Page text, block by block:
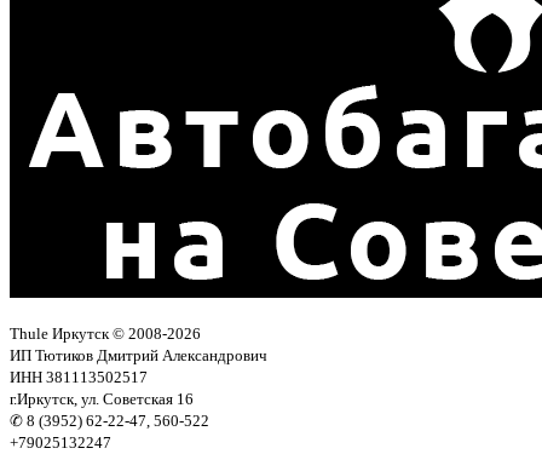
Thule Иркутск © 2008-2026
ИП Тютиков Дмитрий Александрович
ИНН 381113502517
г.Иркутск, ул. Советская 16
✆ 8 (3952) 62-22-47, 560-522
+79025132247